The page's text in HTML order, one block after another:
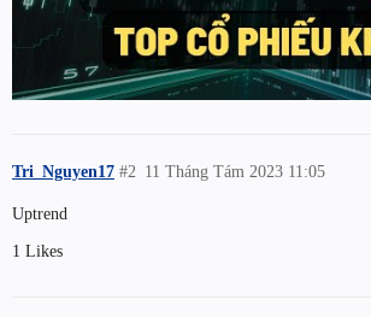
Tri_Nguyen17 11 Tháng Tám 2023 11:05
#2
Uptrend
1 Likes